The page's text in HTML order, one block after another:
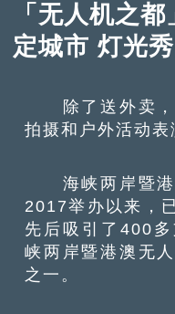
「无人机之
定城市 灯光
除了送外卖，
拍摄和户外活动表
海峡两岸暨港
2017举办以来，
先后吸引了400
峡两岸暨港澳无
之一。